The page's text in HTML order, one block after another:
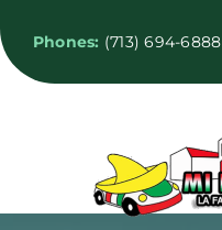
to
content
Phones: (713) 694-6888